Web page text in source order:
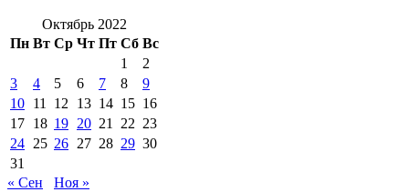
Октябрь 2022
Пн Вт Ср Чт Пт Сб Вс
1
2
3
4 5 6 7 8
9
10 11 12 13 14 15 16
17 18 19 20 21 22 23
24 25 26 27 28 29 30
31
« Сен
Ноя »